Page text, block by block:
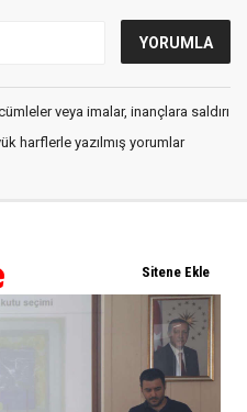
veya imalar, inançlara saldırı
harflerle yazılmış yorumlar